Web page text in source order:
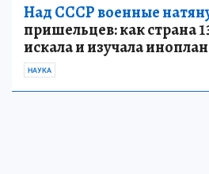
Над СССР военные
пришельцев: как страна
искала и изучала
НАУКА